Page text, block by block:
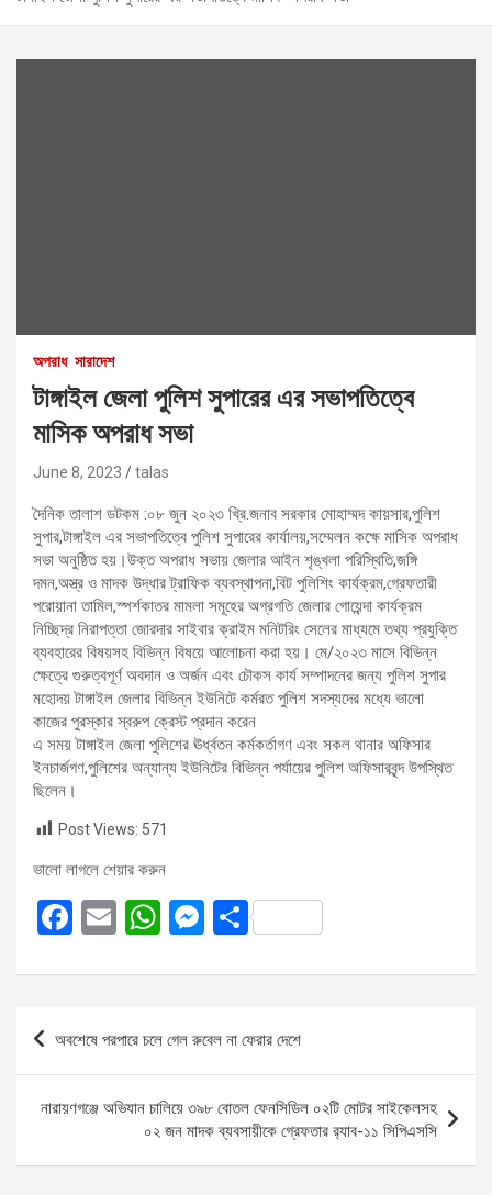
অপরাধ সারাদেশ
টাঙ্গাইল জেলা পুলিশ সুপারের এর সভাপতিত্বে
মাসিক অপরাধ সভা
June 8, 2023 talas
দৈনিক তালাশ ডটকম :০৮ জুন ২০২৩ খ্রি.জনাব সরকার মোহাম্মদ কায়সার,পুলিশ
সুপার,টাঙ্গাইল এর সভাপতিত্বে পুলিশ সুপারের কার্যালয়,সম্মেলন কক্ষে মাসিক অপরাধ
সভা অনুষ্ঠিত হয়।উক্ত অপরাধ সভায় জেলার আইন শৃঙ্খলা পরিস্থিতি,জঙ্গি
দমন,অস্ত্র ও মাদক উদ্ধার ট্রাফিক ব্যবস্থাপনা,বিট পুলিশিং কার্যক্রম,গ্রেফতারী
পরোয়ানা তামিল,স্পর্শকাতর মামলা সমূহের অগ্রগতি জেলার গোয়েন্দা কার্যক্রম
নিচ্ছিদ্র নিরাপত্তা জোরদার সাইবার ক্রাইম মনিটরিং সেলের মাধ্যমে তথ্য প্রযুক্তি
ব্যবহারের বিষয়সহ বিভিন্ন বিষয়ে আলোচনা করা হয়। মে/২০২৩ মাসে বিভিন্ন
ক্ষেত্রে গুরুত্বপূর্ণ অবদান ও অর্জন এবং চৌকস কার্য সম্পাদনের জন্য পুলিশ সুপার
মহোদয় টাঙ্গাইল জেলার বিভিন্ন ইউনিটে কর্মরত পুলিশ সদস্যদের মধ্যে ভালো
কাজের পুরস্কার স্বরুপ ক্রেস্ট প্রদান করেন
এ সময় টাঙ্গাইল জেলা পুলিশের ঊর্ধ্বতন কর্মকর্তাগণ এবং সকল থানার অফিসার
ইনচার্জগণ,পুলিশের অন্যান্য ইউনিটের বিভিন্ন পর্যায়ের পুলিশ অফিসারবৃন্দ উপস্থিত
ছিলেন।
Post Views: 571
ভালো লাগলে শেয়ার করুন
F
ce
o
o
k
E
ail
W
at
A
p
p
M
se
g
er
S
ar
Post
অবশেষে পরপারে চলে গেল রুবেল না ফেরার দেশে
নারায়ণগঞ্জে অভিযান চালিয়ে ৩৯৮ বোতল ফেনসিডিল ০২টি মোটর সাইকেলসহ
০২ জন মাদক ব্যবসায়ীকে গ্রেফতার র‌্যাব-১১ সিপিএসসি